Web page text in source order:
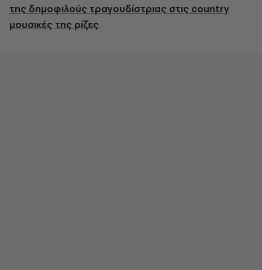
της δημοφιλούς τραγουδίστριας στις country
μουσικές της ρίζες.